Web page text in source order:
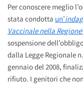
Per conoscere meglio
stata condotta un’
Vaccinale nella
sospensione
dalla Legge Regionale
gennaio del 2008,
rifiuto. I genitori che